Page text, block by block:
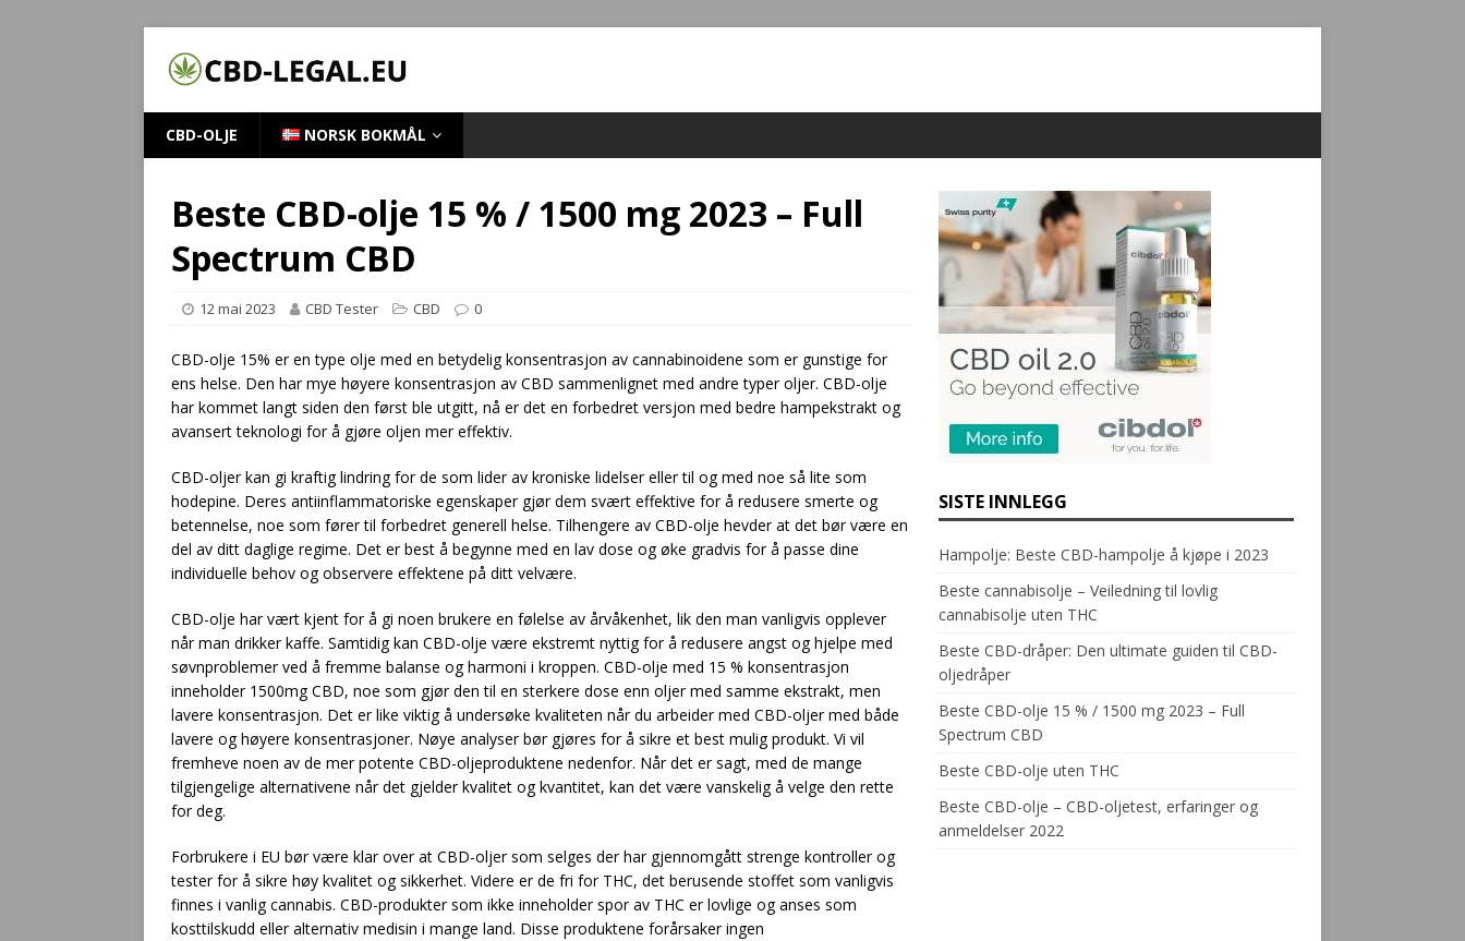
CBD-OLJE NORSK BOKMÅL
Beste CBD-olje 15 % / 1500 mg 2023 – Full
Spectrum CBD
12 mai 2023 CBD Tester CBD 0
CBD-olje 15% er en type olje med en betydelig konsentrasjon av cannabinoidene som er gunstige for
ens helse. Den har mye høyere konsentrasjon av CBD sammenlignet med andre typer oljer. CBD-olje
har kommet langt siden den først ble utgitt, nå er det en forbedret versjon med bedre hampekstrakt og
avansert teknologi for å gjøre oljen mer effektiv.
CBD-oljer kan gi kraftig lindring for de som lider av kroniske lidelser eller til og med noe så lite som
hodepine. Deres antiinflammatoriske egenskaper gjør dem svært effektive for å redusere smerte og
betennelse, noe som fører til forbedret generell helse. Tilhengere av CBD-olje hevder at det bør være en
del av ditt daglige regime. Det er best å begynne med en lav dose og øke gradvis for å passe dine
individuelle behov og observere effektene på ditt velvære.
CBD-olje har vært kjent for å gi noen brukere en følelse av årvåkenhet, lik den man vanligvis opplever
når man drikker kaffe. Samtidig kan CBD-olje være ekstremt nyttig for å redusere angst og hjelpe med
søvnproblemer ved å fremme balanse og harmoni i kroppen. CBD-olje med 15 % konsentrasjon
inneholder 1500mg CBD, noe som gjør den til en sterkere dose enn oljer med samme ekstrakt, men
lavere konsentrasjon. Det er like viktig å undersøke kvaliteten når du arbeider med CBD-oljer med både
lavere og høyere konsentrasjoner. Nøye analyser bør gjøres for å sikre et best mulig produkt. Vi vil
fremheve noen av de mer potente CBD-oljeproduktene nedenfor. Når det er sagt, med de mange
tilgjengelige alternativene når det gjelder kvalitet og kvantitet, kan det være vanskelig å velge den rette
for deg.
Forbrukere i EU bør være klar over at CBD-oljer som selges der har gjennomgått strenge kontroller og
tester for å sikre høy kvalitet og sikkerhet. Videre er de fri for THC, det berusende stoffet som vanligvis
finnes i vanlig cannabis. CBD-produkter som ikke inneholder spor av THC er lovlige og anses som
kosttilskudd eller alternativ medisin i mange land. Disse produktene forårsaker ingen
SISTE INNLEGG
Hampolje: Beste CBD-hampolje å kjøpe i 2023
Beste cannabisolje – Veiledning til lovlig
cannabisolje uten THC
Beste CBD-dråper: Den ultimate guiden til CBD-
oljedråper
Beste CBD-olje 15 % / 1500 mg 2023 – Full
Spectrum CBD
Beste CBD-olje uten THC
Beste CBD-olje – CBD-oljetest, erfaringer og
anmeldelser 2022